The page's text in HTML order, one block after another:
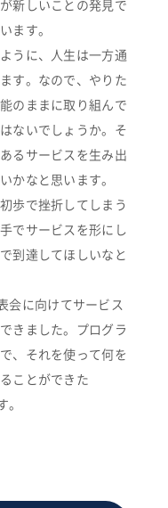
新しいことの発見で
ます。
うに、人生は一方通
す。なので、やりた
のままに取り組んで
ないでしょうか。そ
るサービスを生み出
かなと思います。
歩で挫折してしまう
でサービスを形にし
到達してほしいなと
会に向けてサービス
きました。プログラ
、それを使って何を
ことができた